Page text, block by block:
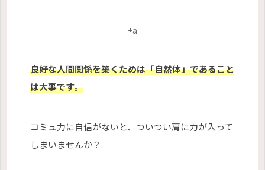
+a
良好な人間関係を築くためは「自然体」であること
は大事です。
コミュ力に自信がないと、ついつい肩に力が入って
しまいませんか？